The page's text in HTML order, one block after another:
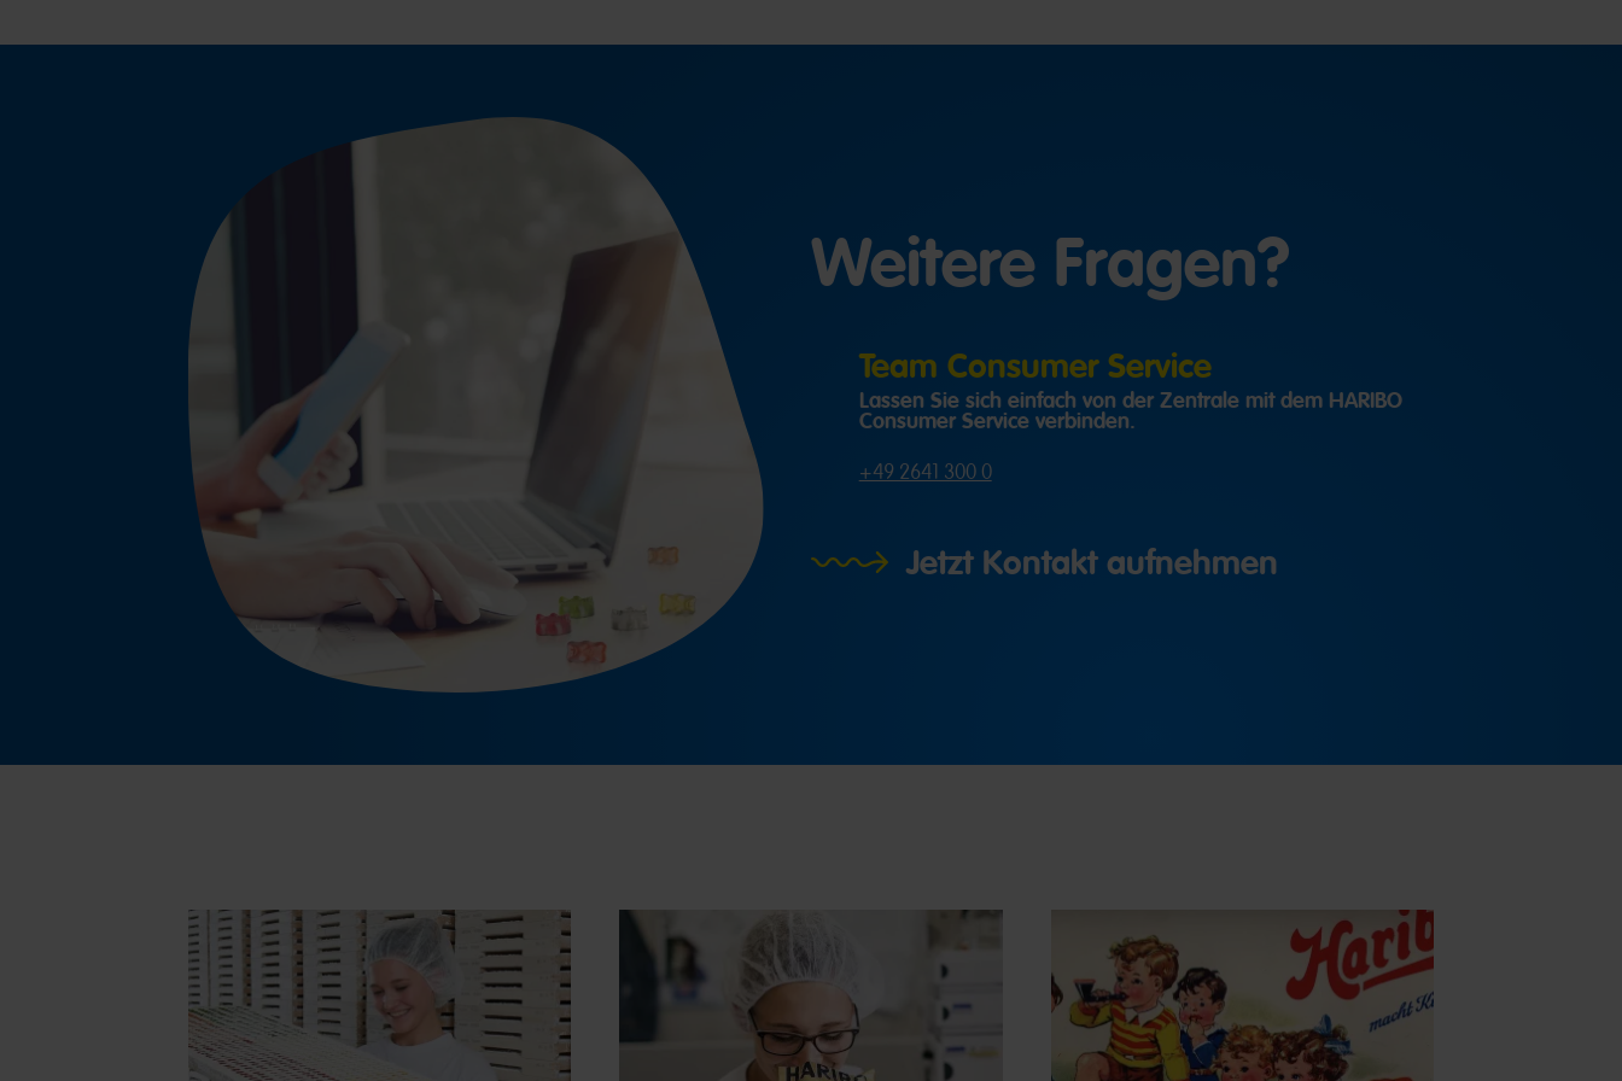
Weitere Fragen?
Team Consumer Service
Lassen Sie sich einfach von der Zentrale mit dem HARIBO
Consumer Service verbinden.
+49 2641 300 0
Jetzt Kontakt aufnehmen